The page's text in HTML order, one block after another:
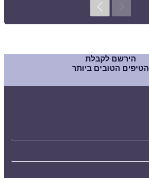
Previous
Next
הירשם לקבלת
הטיפים הטובים ביותר